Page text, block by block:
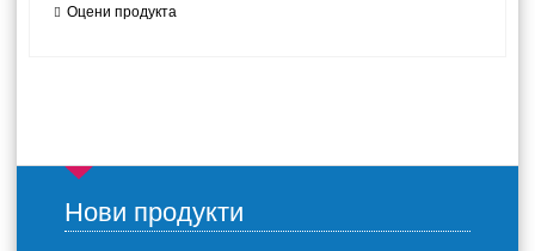
Оцени продукта
Нови продукти